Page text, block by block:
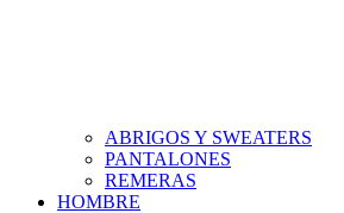
ABRIGOS Y SWEATERS
PANTALONES
REMERAS
HOMBRE